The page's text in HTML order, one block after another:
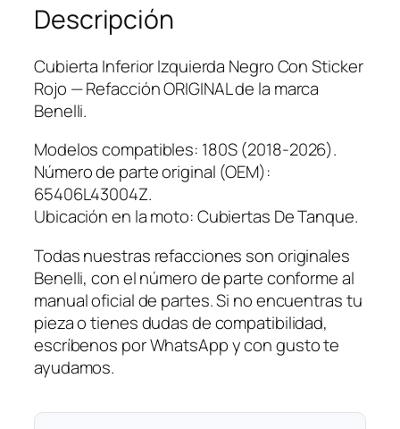
f
e
r
i
o
r
I
z
q
u
e
r
d
a
N
e
r
Descripción
Cubierta Inferior Izquierda Negro Con Sticker
Rojo — Refacción ORIGINAL de la marca
Benelli.
Modelos compatibles: 180S (2018-2026).
Número de parte original (OEM):
65406L43004Z.
Ubicación en la moto: Cubiertas De Tanque.
Todas nuestras refacciones son originales
Benelli, con el número de parte conforme al
manual oficial de partes. Si no encuentras tu
pieza o tienes dudas de compatibilidad,
escríbenos por WhatsApp y con gusto te
ayudamos.